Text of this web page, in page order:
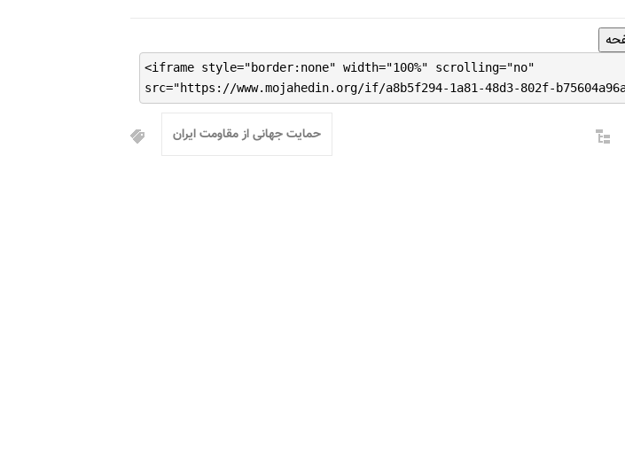
<iframe style="border:none" width="100%" scrolling="no"
src="https://www.mojahedin.org/if/a8b5f294-1a81-48d3-802f-
حمایت جهانی از مقاومت ایران